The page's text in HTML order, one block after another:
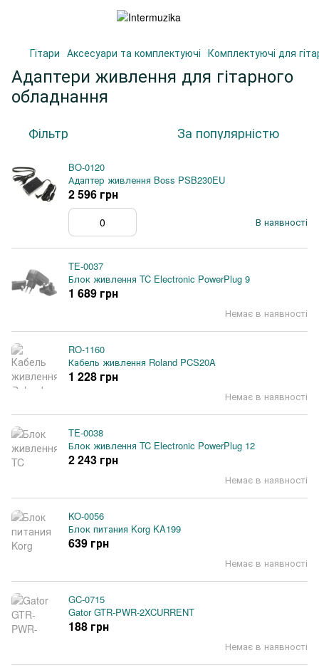
Гітари Аксесуари та комплектуючі Комплектуючі для
Адаптери живлення для гітарного
обладнання
Фільтр За популярністю
BO-0120
Адаптер живлення Boss PSB230EU
В наявності
2 596 грн
TE-0037
Блок живлення TC Electronic PowerPlug 9
Немає в наявності
1 689 грн
RO-1160
Кабель живлення Roland PCS20A
Немає в наявності
1 228 грн
TE-0038
Блок живлення TC Electronic PowerPlug 12
Немає в наявності
2 243 грн
KO-0056
Блок питания Korg KA199
Немає в наявності
639 грн
GC-0715
Gator GTR-PWR-2XCURRENT
Немає в наявності
188 грн